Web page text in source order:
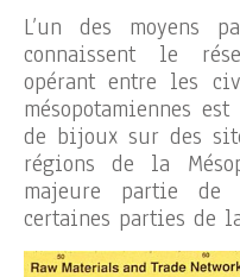
L’un des moyens
connaissent le
opérant entre les
mésopotamiennes
de bijoux sur des
régions de la
majeure partie
certaines parties de